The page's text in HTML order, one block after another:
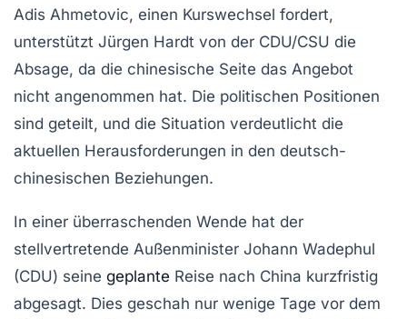
Adis Ahmetovic, einen Kurswechsel fordert,
unterstützt Jürgen Hardt von der CDU/CSU die
Absage, da die chinesische Seite das Angebot
nicht angenommen hat. Die politischen Positionen
sind geteilt, und die Situation verdeutlicht die
aktuellen Herausforderungen in den deutsch-
chinesischen Beziehungen.
In einer überraschenden Wende hat der
stellvertretende Außenminister Johann Wadephul
(CDU) seine geplante Reise nach China kurzfristig
abgesagt. Dies geschah nur wenige Tage vor dem